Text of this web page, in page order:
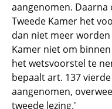
aangenomen. Daarna
Tweede Kamer het
dan niet meer worden
Kamer niet om
het wetsvoorstel te
bepaalt art. 137
aangenomen,
tweede lezing.'